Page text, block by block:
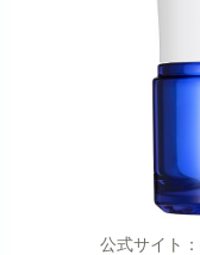
公式サイト：